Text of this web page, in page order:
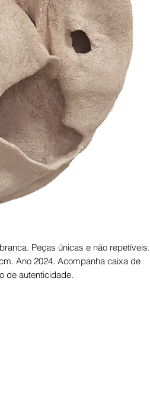
Peças únicas e não repetíveis.
Ano 2024. Acompanha caixa de
de autenticidade.